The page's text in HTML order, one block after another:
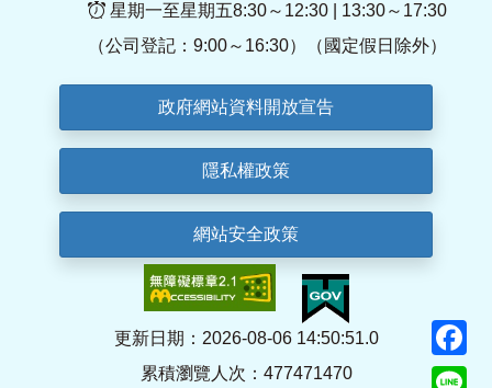
星期一至星期五8:30～12:30 | 13:30～17:30
（公司登記：9:00～16:30）（國定假日除外）
政府網站資料開放宣告
隱私權政策
網站安全政策
更新日期：2026-08-06 14:50:51.0
累積瀏覽人次：477471470